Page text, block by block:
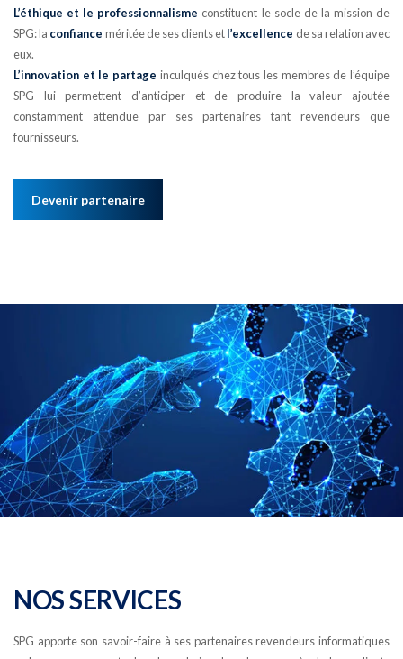
L’éthique et le professionnalisme constituent le socle de la mission de
SPG: la confiance méritée de ses clients etl’excellence de sa relation avec
eux.
L’innovation et le partage inculqués chez tous les membres de l’équipe
SPG lui permettent d’anticiper et de produire la valeur ajoutée
constamment attendue par ses partenaires tant revendeurs que
fournisseurs.
Devenir partenaire
NOS SERVICES
SPG apporte son savoir-faire à ses partenaires revendeurs informatiques